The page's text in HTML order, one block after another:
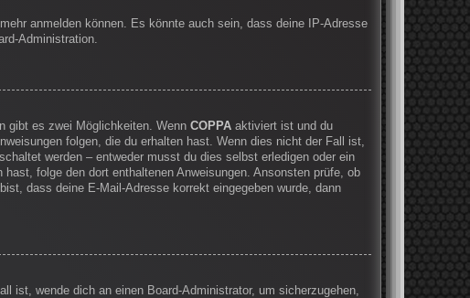
anmelden können. Es könnte auch sein, dass deine IP-Adresse
Administration.
gibt es zwei Möglichkeiten. Wenn COPPA aktiviert ist und du
folgen, die du erhalten hast. Wenn dies nicht der Fall ist,
werden – entweder musst du dies selbst erledigen oder ein
folge den dort enthaltenen Anweisungen. Ansonsten prüfe, ob
dass deine E-Mail-Adresse korrekt eingegeben wurde, dann
ist, wende dich an einen Board-Administrator, um sicherzugehen,